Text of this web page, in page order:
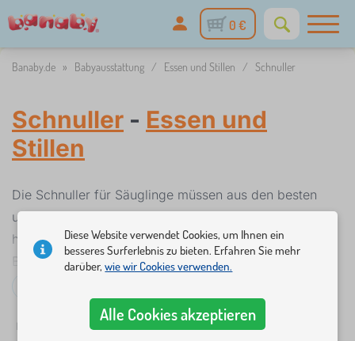
0 €
Banaby.de » Babyausstattung / Essen und Stillen / Schnuller
Schnuller - Essen und
Stillen
Die Schnuller für Säuglinge müssen aus den besten
und gesundheitlich völlig unbedenklichen Materialien
hergestellt werden. Sie dürfen keine Phthalate oder
Bisphenol enthalten. Das bedeutet jedoch nicht, dass
sie nicht mit verschieden lustigen Motiven verziert
werden können. Neben den klassischen Schnullern,
bieten wir auch Beißschnuller an, welche beim
Filter Verfügbarkeit
Diese Website verwendet Cookies, um Ihnen ein
besseres Surferlebnis zu bieten. Erfahren Sie mehr
darüber,wie wir Cookies verwenden.
Alle Cookies akzeptieren